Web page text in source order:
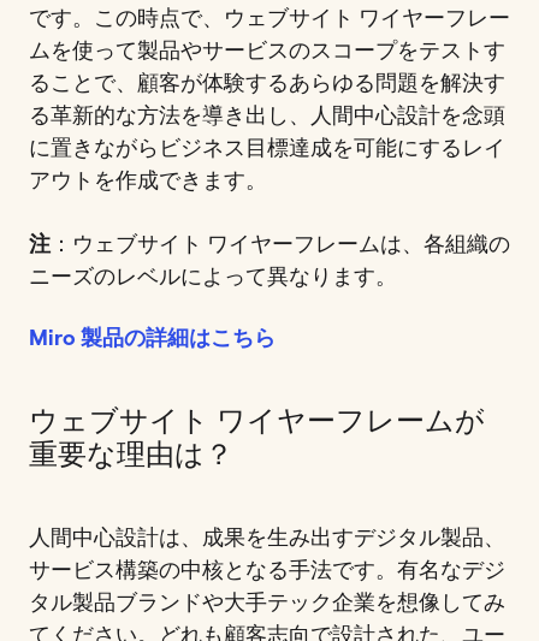
です。この時点で、ウェブサイト ワイヤーフレー
ムを使って製品やサービスのスコープをテストす
ることで、顧客が体験するあらゆる問題を解決す
る革新的な方法を導き出し、人間中心設計を念頭
に置きながらビジネス目標達成を可能にするレイ
アウトを作成できます。
注 ：ウェブサイト ワイヤーフレームは、各組織の
ニーズのレベルによって異なります。
Miro 製品の詳細はこちら
ウェブサイト ワイヤーフレームが
重要な理由は？
人間中心設計は、成果を生み出すデジタル製品、
サービス構築の中核となる手法です。有名なデジ
タル製品ブランドや大手テック企業を想像してみ
てください。どれも顧客志向で設計された、ユー